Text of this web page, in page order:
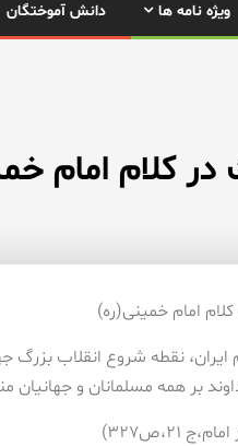
ویژه نامه ها دانش آموختگان
کلام امام
امام خمینی(ره)
ایران، نقطه شروع انقلاب
بر همه مسلمانان و
۲۱،ص۳۲۷)